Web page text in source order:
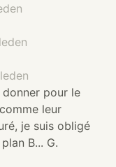
pour le
leur
je suis obligé
B... G.